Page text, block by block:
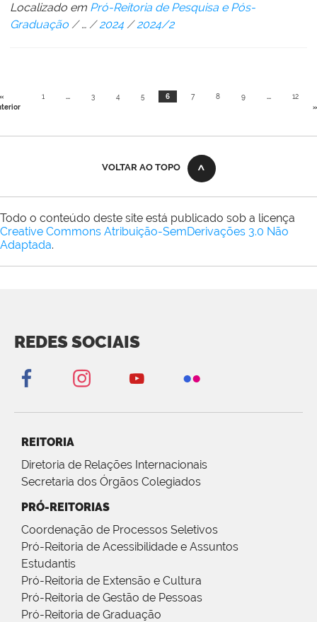
Localizado em Pró-Reitoria de Pesquisa e Pós-
Graduação /… /2024 /2024/2
«
1 ... 3 4 5 6 7 8 9 ...
12
»
VOLTAR AO TOPO
Todo o conteúdo deste site está publicado sob a licença
Creative Commons Atribuição-SemDerivações 3.0 Não
Adaptada.
REDES SOCIAIS
REITORIA
Diretoria de Relações Internacionais
Secretaria dos Órgãos Colegiados
PRÓ-REITORIAS
Coordenação de Processos Seletivos
Pró-Reitoria de Acessibilidade e Assuntos
Estudantis
Pró-Reitoria de Extensão e Cultura
Pró-Reitoria de Gestão de Pessoas
Pró-Reitoria de Graduação